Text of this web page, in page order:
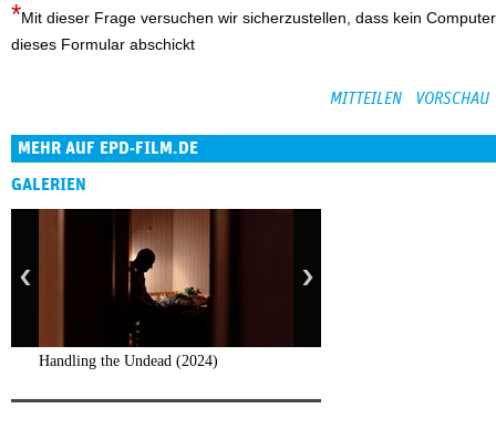
Mit dieser Frage versuchen wir sicherzustellen, dass kein Computer
dieses Formular abschickt
MEHR AUF EPD-FILM.DE
GALERIEN
Handling the Undead (2024)